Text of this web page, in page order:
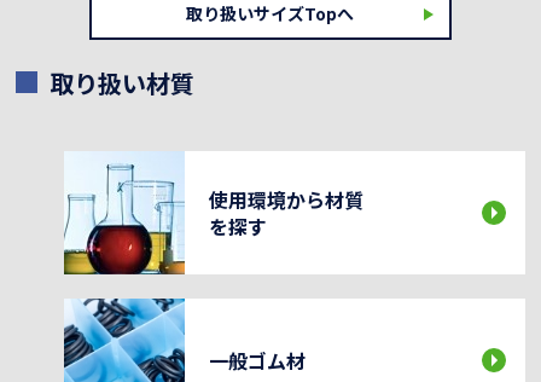
取り扱いサイズTopへ
取り扱い材質
使用環境から材質
を探す
一般ゴム材